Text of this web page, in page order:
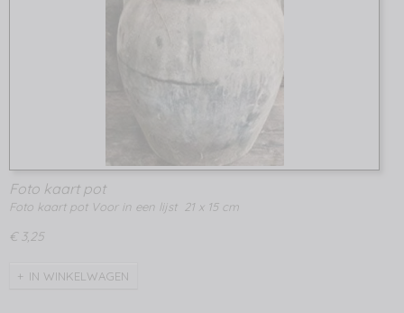
Foto kaart pot
Foto kaart pot Voor in een lijst 21 x 15 cm
€ 3,25
IN WINKELWAGEN